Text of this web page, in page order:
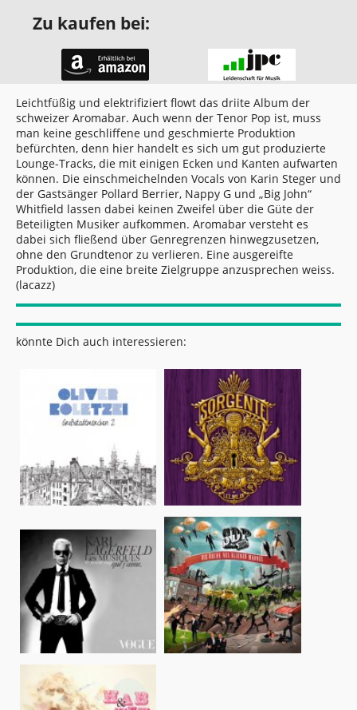
Zu kaufen bei:
Leichtfüßig und elektrifiziert flowt das driite Album der
schweizer Aromabar. Auch wenn der Tenor Pop ist, muss
man keine geschliffene und geschmierte Produktion
befürchten, denn hier handelt es sich um gut produzierte
Lounge-Tracks, die mit einigen Ecken und Kanten aufwarten
können. Die einschmeichelnden Vocals von Karin Steger und
der Gastsänger Pollard Berrier, Nappy G und „Big John“
Whitfield lassen dabei keinen Zweifel über die Güte der
Beteiligten Musiker aufkommen. Aromabar versteht es
dabei sich fließend über Genregrenzen hinwegzusetzen,
ohne den Grundtenor zu verlieren. Eine ausgereifte
Produktion, die eine breite Zielgruppe anzusprechen weiss.
(lacazz)
könnte Dich auch interessieren: